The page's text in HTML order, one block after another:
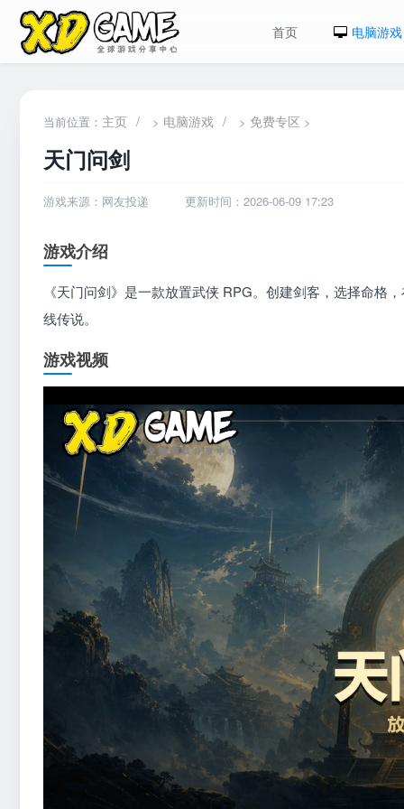
首页 电脑游戏
当前位置： 主页 / > 电脑游戏 / > 免费专区 >
天门问剑
游戏来源：网友投递 更新时间：2026-06-09 17:23
游戏介绍
《天门问剑》是一款放置武侠 RPG。创建剑客，选择命格
线传说。
游戏视频